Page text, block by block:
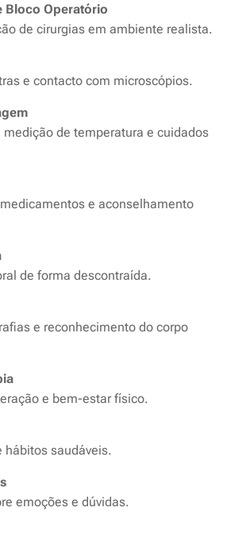
Bloco Operatório
de cirurgias em ambiente realista.
e contacto com microscópios.
de temperatura e cuidados
e aconselhamento
de forma descontraída.
e reconhecimento do corpo
e bem-estar físico.
hábitos saudáveis.
emoções e dúvidas.